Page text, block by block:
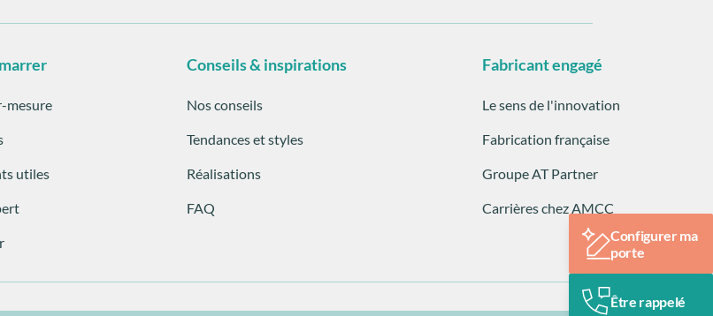
mesure
utiles
Conseils & inspirations
Nos conseils
Tendances et styles
Réalisations
FAQ
Fabricant engagé
Le sens de l'innovation
Fabrication française
Groupe AT Partner
Carrières chez AMCC
Configurer ma
porte
Être rappelé